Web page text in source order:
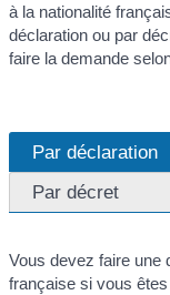
à la nationalité
déclaration ou par
faire la demande
Par déclaration
Par décret
Vous devez faire une
française si vous